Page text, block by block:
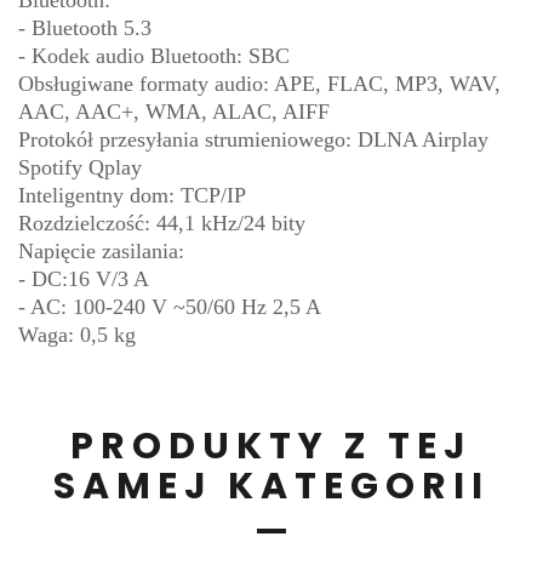
- Bluetooth 5.3
- Kodek audio Bluetooth: SBC
Obsługiwane formaty audio: APE, FLAC, MP3, WAV,
AAC, AAC+, WMA, ALAC, AIFF
Protokół przesyłania strumieniowego: DLNA Airplay
Spotify Qplay
Inteligentny dom: TCP/IP
Rozdzielczość: 44,1 kHz/24 bity
Napięcie zasilania:
- DC:16 V/3 A
- AC: 100-240 V ~50/60 Hz 2,5 A
Waga: 0,5 kg
PRODUKTY Z TEJ
SAMEJ KATEGORII